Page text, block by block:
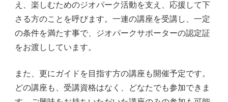
え、楽しむためのジオパーク活動を支え、応援して下
さる方のことを呼びます。一連の講座を受講し、一定
の条件を満たす事で、ジオパークサポーターの認定証
をお渡ししています。
また、更にガイドを目指す方の講座も開催予定です。
どの講座も、受講資格はなく、どなたでも参加できま